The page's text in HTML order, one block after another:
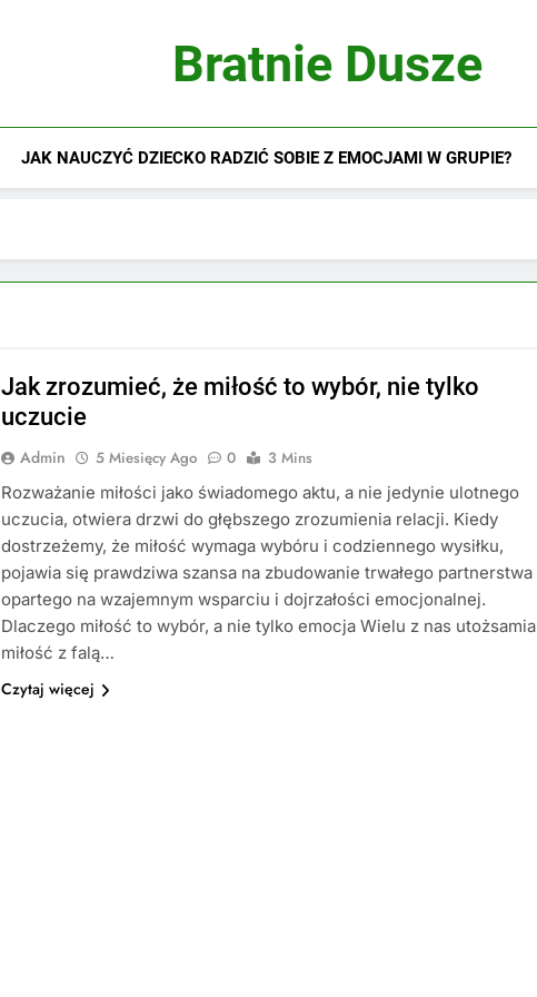
Bratnie Dusze
JAK NAUCZYĆ DZIECKO RADZIĆ SOBIE Z EMOCJAMI W GRUPIE?
Jak zrozumieć, że miłość to wybór, nie tylko
uczucie
Admin 5 Miesięcy Ago 0
3 Mins
Rozważanie miłości jako świadomego aktu, a nie jedynie ulotnego
uczucia, otwiera drzwi do głębszego zrozumienia relacji. Kiedy
dostrzeżemy, że miłość wymaga wybóru i codziennego wysiłku,
pojawia się prawdziwa szansa na zbudowanie trwałego partnerstwa
opartego na wzajemnym wsparciu i dojrzałości emocjonalnej.
Dlaczego miłość to wybór, a nie tylko emocja Wielu z nas utożsamia
miłość z falą…
Czytaj więcej